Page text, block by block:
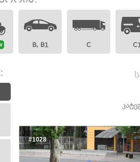
B, B1 C
#1028